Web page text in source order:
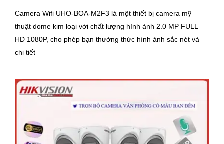
Camera Wifi UHO-BOA-M2F3 là một thiết bị camera mỹ
thuật dome kim loại với chất lượng hình ảnh 2.0 MP FULL
HD 1080P, cho phép bạn thưởng thức hình ảnh sắc nét và
chi tiết